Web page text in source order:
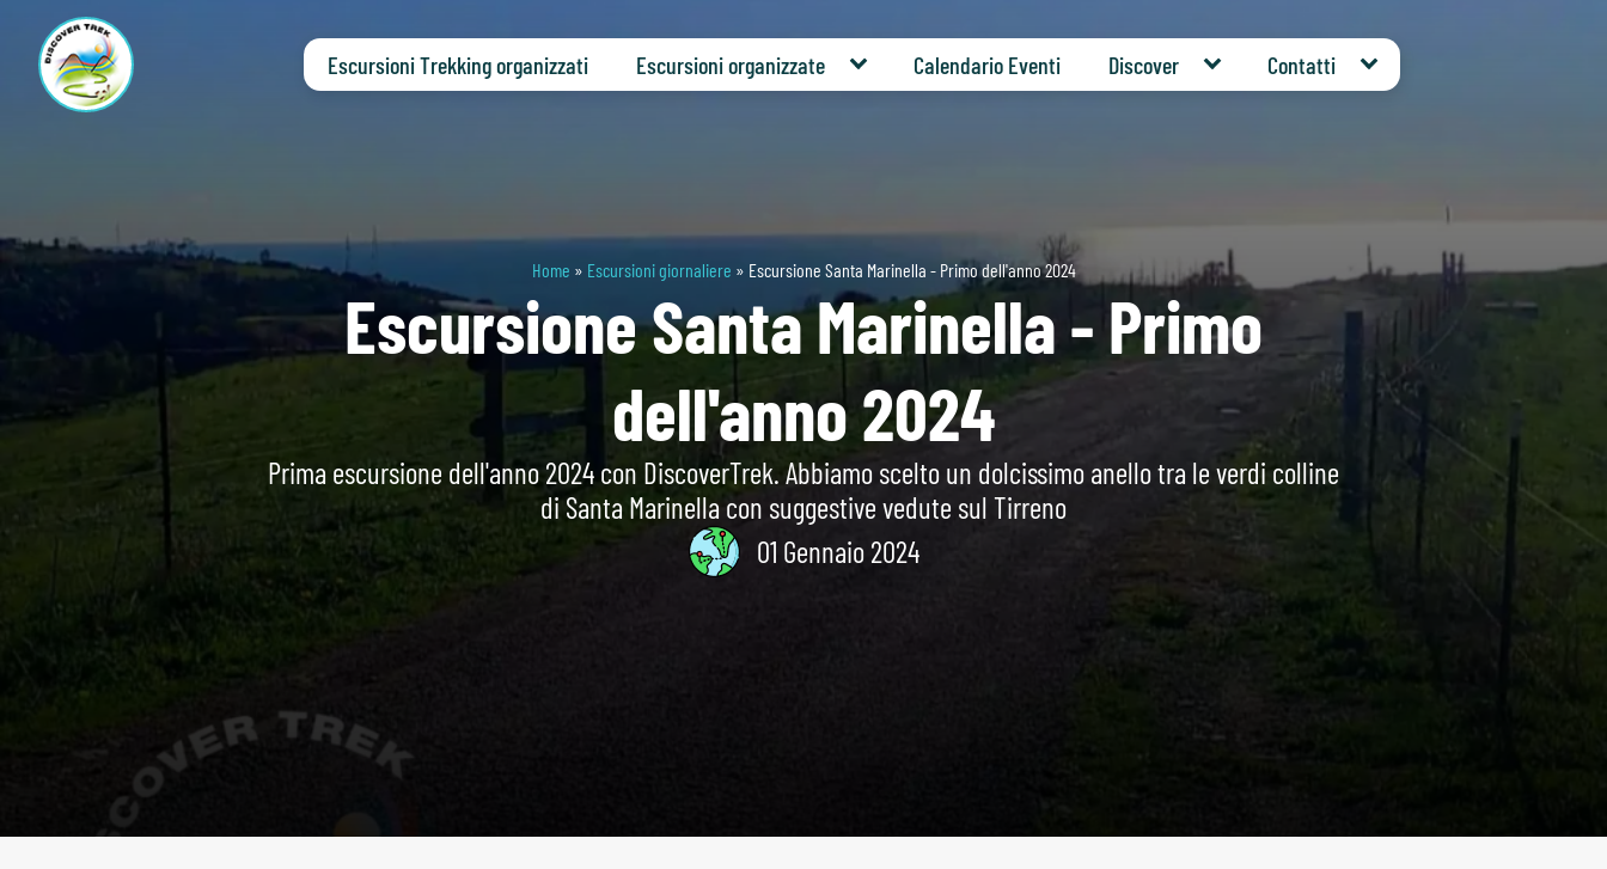
Escursioni Trekking organizzati Escursioni organizzate Calendario Eventi Discover Contatti
Home » Escursioni giornaliere » Escursione Santa Marinella - Primo dell'anno 2024
Escursione Santa Marinella - Primo
dell'anno 2024
Prima escursione dell'anno 2024 con DiscoverTrek. Abbiamo scelto un dolcissimo anello tra le verdi colline
di Santa Marinella con suggestive vedute sul Tirreno
01 Gennaio 2024